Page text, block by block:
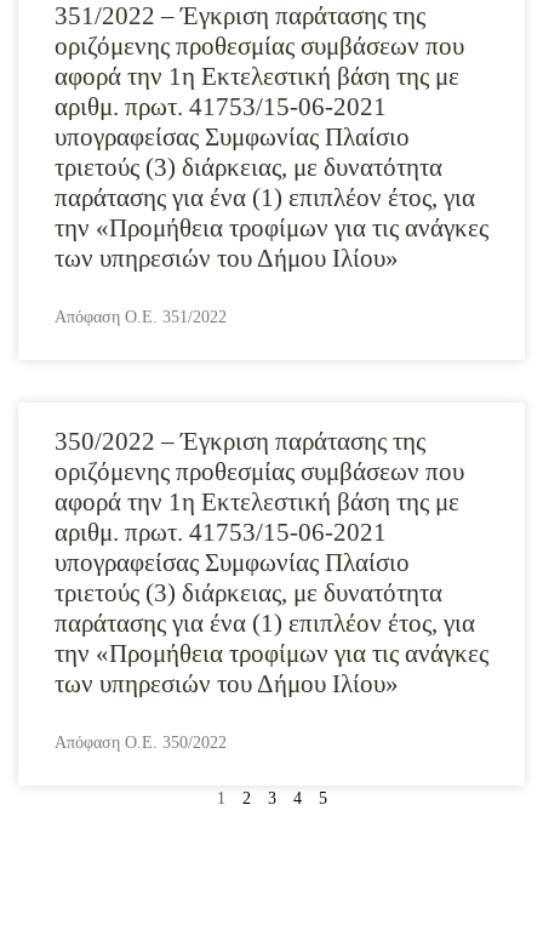
351/2022 – Έγκριση παράτασης της
οριζόμενης προθεσμίας συμβάσεων που
αφορά την 1η Εκτελεστική βάση της με
αριθμ. πρωτ. 41753/15-06-2021
υπογραφείσας Συμφωνίας Πλαίσιο
τριετούς (3) διάρκειας, με δυνατότητα
παράτασης για ένα (1) επιπλέον έτος, για
την «Προμήθεια τροφίμων για τις ανάγκες
των υπηρεσιών του Δήμου Ιλίου»
Απόφαση Ο.Ε. 351/2022
350/2022 – Έγκριση παράτασης της
οριζόμενης προθεσμίας συμβάσεων που
αφορά την 1η Εκτελεστική βάση της με
αριθμ. πρωτ. 41753/15-06-2021
υπογραφείσας Συμφωνίας Πλαίσιο
τριετούς (3) διάρκειας, με δυνατότητα
παράτασης για ένα (1) επιπλέον έτος, για
την «Προμήθεια τροφίμων για τις ανάγκες
των υπηρεσιών του Δήμου Ιλίου»
Απόφαση Ο.Ε. 350/2022
1 2 3 4 5